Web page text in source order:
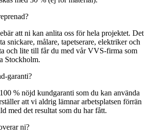
att ni kan anlita oss för hela projektet. Det
snickare, målare, tapetserare, elektriker och
och lite till får du med vår VVS-firma som
Stockholm.
garanti?
% nöjd kundgaranti som du kan använda
att vi aldrig lämnar arbetsplatsen förrän
med det resultat som du har fått.
ni?